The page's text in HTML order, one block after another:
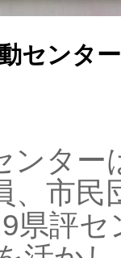
センタ
ンタ
、市
県評